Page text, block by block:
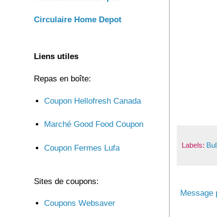
Labels:
Message
Circulaire Home Depot
Liens utiles
Repas en boîte:
Coupon Hellofresh Canada
Marché Good Food Coupon
Coupon Fermes Lufa
Sites de coupons:
Coupons Websaver